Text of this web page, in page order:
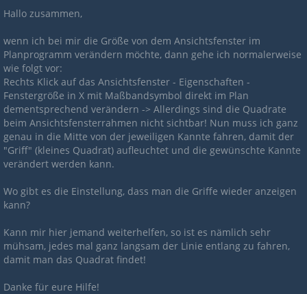
Hallo zusammen,
wenn ich bei mir die Größe von dem Ansichtsfenster im
Planprogramm verändern möchte, dann gehe ich normalerweise
wie folgt vor:
Rechts Klick auf das Ansichtsfenster - Eigenschaften -
Fenstergröße in X mit Maßbandsymbol direkt im Plan
dementsprechend verändern -> Allerdings sind die Quadrate
beim Ansichtsfensterrahmen nicht sichtbar! Nun muss ich ganz
genau in die Mitte von der jeweiligen Kannte fahren, damit der
"Griff" (kleines Quadrat) aufleuchtet und die gewünschte Kannte
verändert werden kann.
Wo gibt es die Einstellung, dass man die Griffe wieder anzeigen
kann?
Kann mir hier jemand weiterhelfen, so ist es nämlich sehr
mühsam, jedes mal ganz langsam der Linie entlang zu fahren,
damit man das Quadrat findet!
Danke für eure Hilfe!